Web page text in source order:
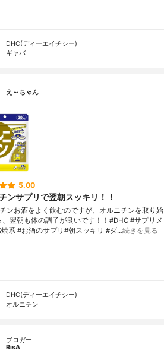
DHC(ディーエイチシー)
ギャバ
え～ちゃん
5.00
ンサプリで翌朝スッキリ！！
ンお酒をよく飲むのですが、オルニチンを取り始
、翌朝も体の調子が良いです！！#DHC #サプリメ
焼系 #お酒のサプリ#朝スッキリ #ダ…続きを見る
DHC(ディーエイチシー)
オルニチン
ブロガー
RisA